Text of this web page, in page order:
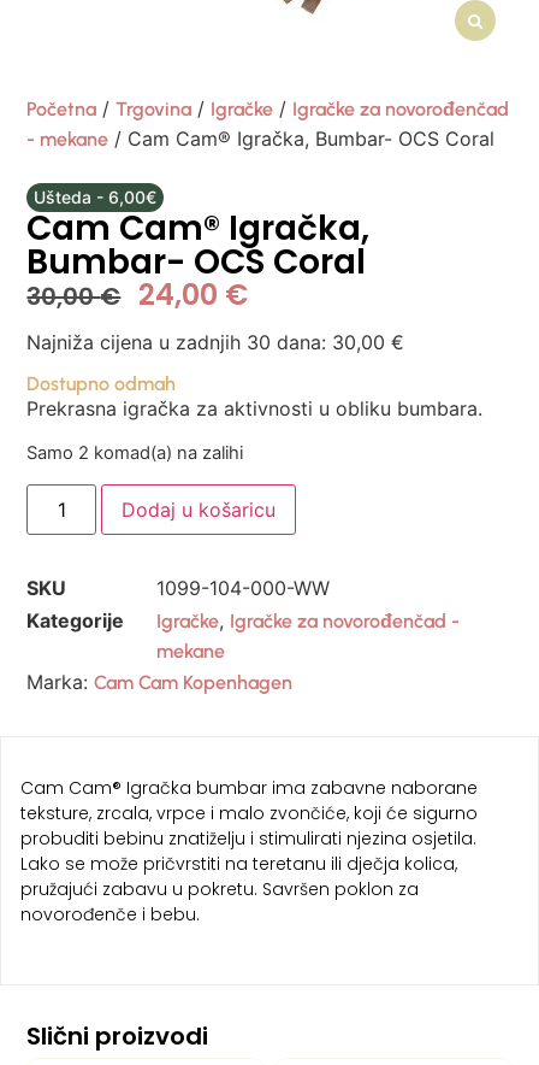
Početna /Trgovina / Igračke / Igračke za novorođenčad
- mekane / Cam Cam® Igračka, Bumbar- OCS Coral
Ušteda - 6,00€
Cam Cam® Igračka,
Bumbar- OCS Coral
30,00€ 24,00 €
Najniža cijena u zadnjih 30 dana: 30,00€
Dostupno odmah
Prekrasna igračka za aktivnosti u obliku bumbara.
Samo 2 komad(a) na zalihi
Dodaj u košaricu
SKU
1099-104-000-WW
Kategorije
Igračke, Igračke za novorođenčad -
mekane
Marka:Cam Cam Kopenhagen
Cam Cam® Igračka bumbar ima zabavne naborane
teksture, zrcala, vrpce i malo zvončiće, koji će sigurno
probuditi bebinu znatiželju i stimulirati njezina osjetila.
Lako se može pričvrstiti na teretanu ili dječja kolica,
pružajući zabavu u pokretu. Savršen poklon za
novorođenče i bebu.
Slični proizvodi